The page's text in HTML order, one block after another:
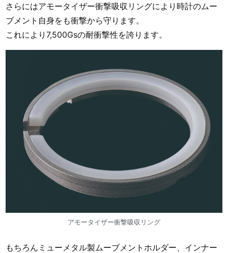
さらにはアモータイザー衝撃吸収リングにより時計のムー
ブメント自身をも衝撃から守ります。
これにより7,500Gsの耐衝撃性を誇ります。
アモータイザー衝撃吸収リング
もちろんミューメタル製ムーブメントホルダー、インナー